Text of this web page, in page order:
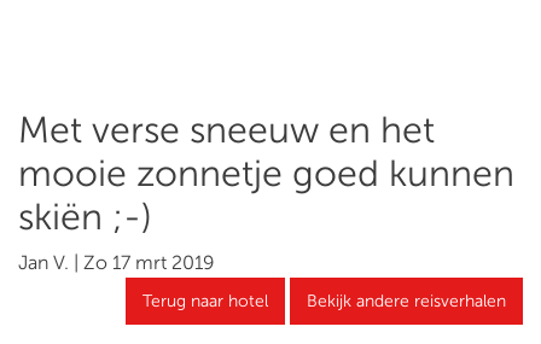
Met verse sneeuw en het
mooie zonnetje goed kunnen
skiën ;-)
Jan V. | Zo 17 mrt 2019
Terug naar hotel Bekijk andere reisverhalen